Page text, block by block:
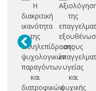
Η
διακριτική
ικανότητα
της
αλληλεπίδρασης
ψυχολογικών
παραγόντων
και
διατροφικών
της
στους
υγείας
και
ψυχικής